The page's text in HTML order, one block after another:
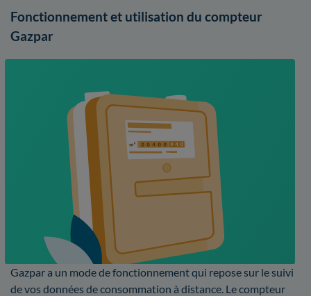
Fonctionnement et utilisation du compteur
Gazpar
Gazpar a un mode de fonctionnement qui repose sur le suivi
de vos données de consommation à distance. Le compteur